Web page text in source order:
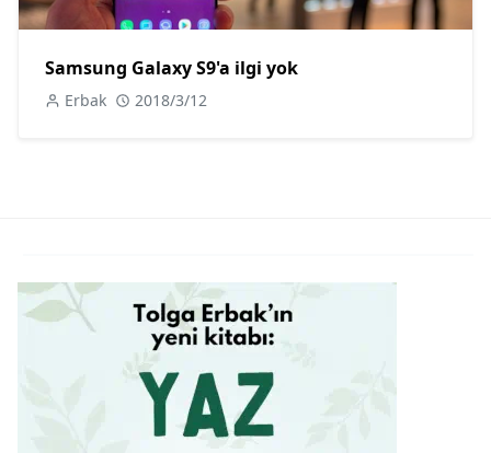
Samsung Galaxy S9'a ilgi yok
Erbak 2018/3/12